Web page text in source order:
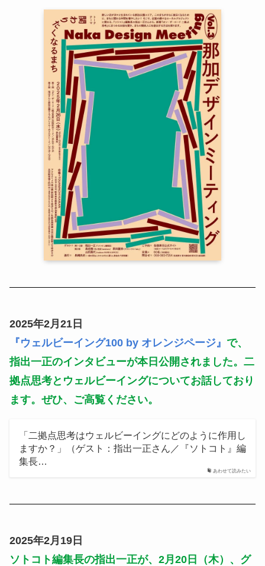
2025年2月21日
『ウェルビーイング100 by オレンジページ』 で、
指出一正のインタビューが本日公開されました。二
拠点思考とウェルビーイングについてお話しており
ます。ぜひ、ご高覧ください。
あわせて読みたい
「二拠点思考はウェルビーイングにどのように作用し
ますか？」（ゲスト：指出一正さん／『ソトコト』編
集長…
2025年2月19日
ソトコト編集長の指出一正が、2月20日（木）、グ